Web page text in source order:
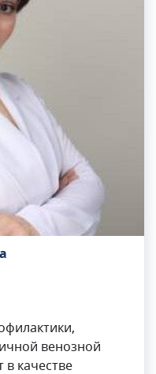
венозной
в качестве